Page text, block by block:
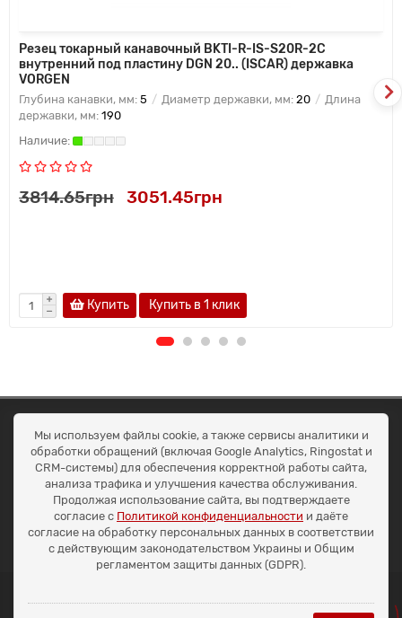
Резец токарный канавочный BKTI-R-IS-S20R-2C
внутренний под пластину DGN 20.. (ISCAR) державка
VORGEN
Глубина канавки, мм: 5 Диаметр державки, мм: 20
Длина
державки, мм: 190
3814.65грн 3051.45грн
Купить Купить в 1 клик
ОКЕАН ТРЕЙД
Договір публичної оферти
Доставка та оплата
Наші контакти
Умови повернення
+38 (099) 452-20-02
+38 (098) 492-20-02
office@ocean.biz.ua
Мы используем файлы cookie, а также сервисы аналитики и
обработки обращений (включая Google Analytics, Ringostat и
CRM-системы) для обеспечения корректной работы сайта,
анализа трафика и улучшения качества обслуживания.
Продолжая использование сайта, вы подтверждаете
согласие с Политикой конфиденциальности и даёте
согласие на обработку персональных данных в соответствии
с действующим законодательством Украины и Общим
регламентом защиты данных (GDPR).